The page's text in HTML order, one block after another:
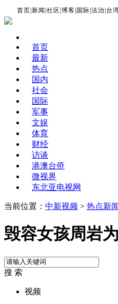
首页 |新闻 |社区 |博客 国际 |法治 台
首页
最新
热点
国内
社会
国际
军事
文娱
体育
财经
访谈
港澳台侨
微视界
东北亚电视网
当前位置： 中新视频 > 热点新闻
毁容女孩周岩
搜 索
视频